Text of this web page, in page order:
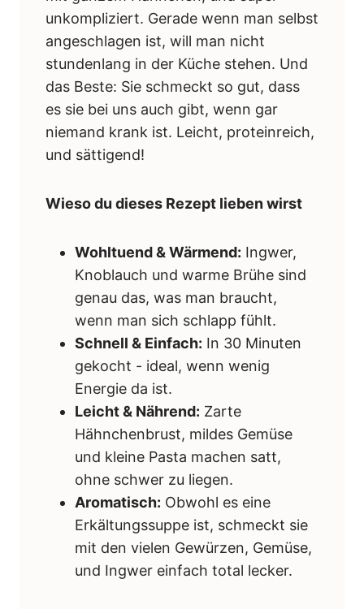
unkompliziert. Gerade wenn man selbst
angeschlagen ist, will man nicht
stundenlang in der Küche stehen. Und
das Beste: Sie schmeckt so gut, dass
es sie bei uns auch gibt, wenn gar
niemand krank ist. Leicht, proteinreich,
und sättigend!
Wieso du dieses Rezept lieben wirst
Wohltuend & Wärmend: Ingwer,
Knoblauch und warme Brühe sind
genau das, was man braucht,
wenn man sich schlapp fühlt.
Schnell & Einfach: In 30 Minuten
gekocht - ideal, wenn wenig
Energie da ist.
Leicht & Nährend: Zarte
Hähnchenbrust, mildes Gemüse
und kleine Pasta machen satt,
ohne schwer zu liegen.
Aromatisch: Obwohl es eine
Erkältungssuppe ist, schmeckt sie
mit den vielen Gewürzen, Gemüse,
und Ingwer einfach total lecker.